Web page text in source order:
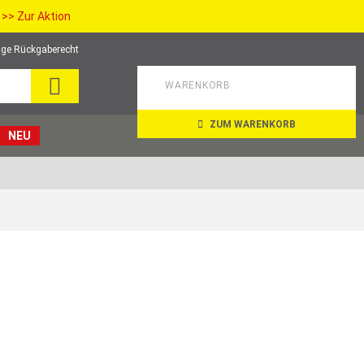
>> Zur Aktion
Rückgaberecht
WARENKORB
ZUM WARENKORB
NEU